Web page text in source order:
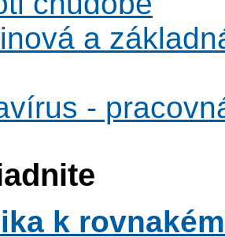
a
-
k